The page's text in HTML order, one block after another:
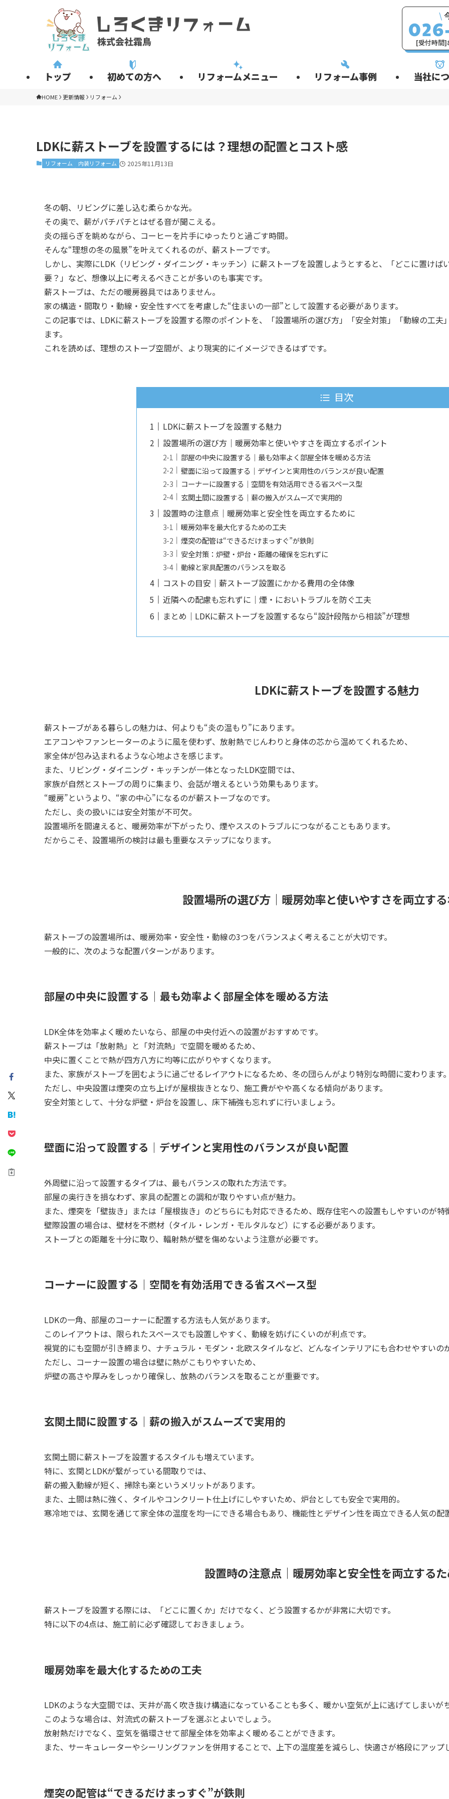
トップ 初めての方へ リフォームメニュー リフォーム事例 当社に
\
[受付時間
HOME 更新情報 リフォーム
LDKに薪ストーブを設置するには？理想の配置とコスト感
リフォーム 内装リフォーム 2025年11月13日
冬の朝、リビングに差し込む柔らかな光。
その奥で、薪がパチパチとはぜる音が聞こえる。
炎の揺らぎを眺めながら、コーヒーを片手にゆったりと過ごす時間。
そんな“理想の冬の風景”を叶えてくれるのが、薪ストーブです。
しかし、実際にLDK（リビング・ダイニング・キッチン）に薪ストーブを設置しようとすると、「どこに置け
要？」など、想像以上に考えるべきことが多いのも事実です。
薪ストーブは、ただの暖房器具ではありません。
家の構造・間取り・動線・安全性すべてを考慮した“住まいの一部”として設置する必要があります。
この記事では、LDKに薪ストーブを設置する際のポイントを、「設置場所の選び方」「安全対策」「動線の工
ます。
これを読めば、理想のストーブ空間が、より現実的にイメージできるはずです。
目次
LDKに薪ストーブを設置する魅力
設置場所の選び方｜暖房効率と使いやすさを両立するポイント
部屋の中央に設置する｜最も効率よく部屋全体を暖める方法
壁面に沿って設置する｜デザインと実用性のバランスが良い配置
コーナーに設置する｜空間を有効活用できる省スペース型
玄関土間に設置する｜薪の搬入がスムーズで実用的
設置時の注意点｜暖房効率と安全性を両立するために
暖房効率を最大化するための工夫
煙突の配管は“できるだけまっすぐ”が鉄則
安全対策：炉壁・炉台・距離の確保を忘れずに
動線と家具配置のバランスを取る
コストの目安｜薪ストーブ設置にかかる費用の全体像
近隣への配慮も忘れずに｜煙・においトラブルを防ぐ工夫
まとめ｜LDKに薪ストーブを設置するなら“設計段階から相談”が理想
LDKに薪ストーブを設置する魅力
薪ストーブがある暮らしの魅力は、何よりも“炎の温もり”にあります。
エアコンやファンヒーターのように風を使わず、放射熱でじんわりと身体の芯から温めてくれるため、
家全体が包み込まれるような心地よさを感じます。
また、リビング・ダイニング・キッチンが一体となったLDK空間では、
家族が自然とストーブの周りに集まり、会話が増えるという効果もあります。
“暖房”というより、“家の中心”になるのが薪ストーブなのです。
ただし、炎の扱いには安全対策が不可欠。
設置場所を間違えると、暖房効率が下がったり、煙やススのトラブルにつながることもあります。
だからこそ、設置場所の検討は最も重要なステップになります。
設置場所の選び方｜暖房効率と使いやすさを両立す
薪ストーブの設置場所は、暖房効率・安全性・動線の3つをバランスよく考えることが大切です。
一般的に、次のような配置パターンがあります。
部屋の中央に設置する｜最も効率よく部屋全体を暖める方法
LDK全体を効率よく暖めたいなら、部屋の中央付近への設置がおすすめです。
薪ストーブは「放射熱」と「対流熱」で空間を暖めるため、
中央に置くことで熱が四方八方に均等に広がりやすくなります。
また、家族がストーブを囲むように過ごせるレイアウトになるため、冬の団らんがより特別な時間に変わります
ただし、中央設置は煙突の立ち上げが屋根抜きとなり、施工費がやや高くなる傾向があります。
安全対策として、十分な炉壁・炉台を設置し、床下補強も忘れずに行いましょう。
壁面に沿って設置する｜デザインと実用性のバランスが良い配置
外周壁に沿って設置するタイプは、最もバランスの取れた方法です。
部屋の奥行きを損なわず、家具の配置との調和が取りやすい点が魅力。
また、煙突を「壁抜き」または「屋根抜き」のどちらにも対応できるため、既存住宅への設置もしやすいのが特
壁際設置の場合は、壁材を不燃材（タイル・レンガ・モルタルなど）にする必要があります。
ストーブとの距離を十分に取り、輻射熱が壁を傷めないよう注意が必要です。
コーナーに設置する｜空間を有効活用できる省スペース型
LDKの一角、部屋のコーナーに配置する方法も人気があります。
このレイアウトは、限られたスペースでも設置しやすく、動線を妨げにくいのが利点です。
視覚的にも空間が引き締まり、ナチュラル・モダン・北欧スタイルなど、どんなインテリアにも合わせやすいの
ただし、コーナー設置の場合は壁に熱がこもりやすいため、
炉壁の高さや厚みをしっかり確保し、放熱のバランスを取ることが重要です。
玄関土間に設置する｜薪の搬入がスムーズで実用的
玄関土間に薪ストーブを設置するスタイルも増えています。
特に、玄関とLDKが繋がっている間取りでは、
薪の搬入動線が短く、掃除も楽というメリットがあります。
また、土間は熱に強く、タイルやコンクリート仕上げにしやすいため、炉台としても安全で実用的。
寒冷地では、玄関を通じて家全体の温度を均一にできる場合もあり、機能性とデザイン性を両立できる人気の配
設置時の注意点｜暖房効率と安全性を両立する
薪ストーブを設置する際には、「どこに置くか」だけでなく、どう設置するかが非常に大切です。
特に以下の4点は、施工前に必ず確認しておきましょう。
暖房効率を最大化するための工夫
LDKのような大空間では、天井が高く吹き抜け構造になっていることも多く、暖かい空気が上に逃げてしまいが
このような場合は、対流式の薪ストーブを選ぶとよいでしょう。
放射熱だけでなく、空気を循環させて部屋全体を効率よく暖めることができます。
また、サーキュレーターやシーリングファンを併用することで、上下の温度差を減らし、快適さが格段にアップ
煙突の配管は“できるだけまっすぐ”が鉄則